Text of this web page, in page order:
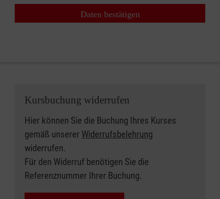
Daten bestätigen
Kursbuchung widerrufen
Hier können Sie die Buchung Ihres Kurses
gemäß unserer Widerrufsbelehrung
widerrufen.
Für den Widerruf benötigen Sie die
Referenznummer Ihrer Buchung.